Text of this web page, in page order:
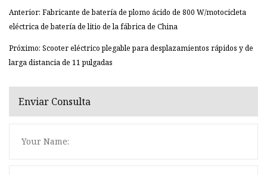
Anterior: Fabricante de batería de plomo ácido de 800 W/motocicleta
eléctrica de batería de litio de la fábrica de China
Próximo: Scooter eléctrico plegable para desplazamientos rápidos y de
larga distancia de 11 pulgadas
Enviar Consulta